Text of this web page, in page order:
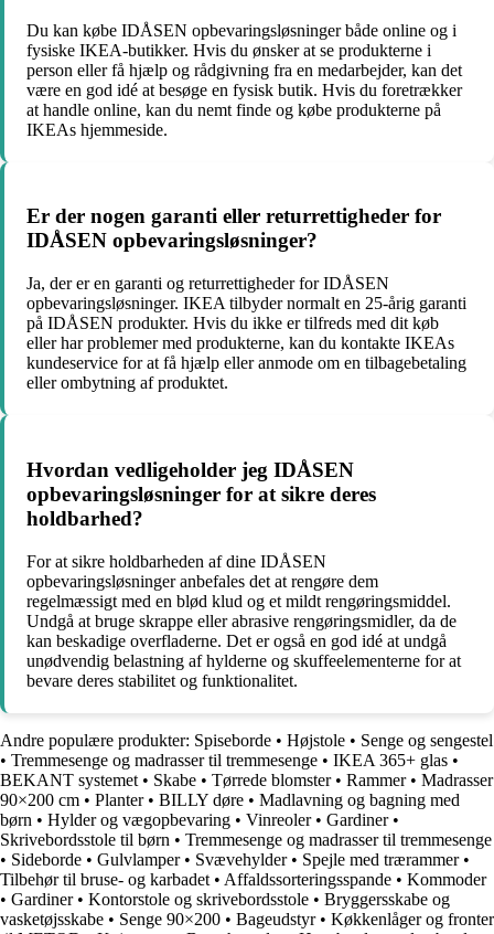
Du kan købe IDÅSEN opbevaringsløsninger både online og i
fysiske IKEA-butikker. Hvis du ønsker at se produkterne i
person eller få hjælp og rådgivning fra en medarbejder, kan det
være en god idé at besøge en fysisk butik. Hvis du foretrækker
at handle online, kan du nemt finde og købe produkterne på
IKEAs hjemmeside.
Er der nogen garanti eller returrettigheder for
IDÅSEN opbevaringsløsninger?
Ja, der er en garanti og returrettigheder for IDÅSEN
opbevaringsløsninger. IKEA tilbyder normalt en 25-årig garanti
på IDÅSEN produkter. Hvis du ikke er tilfreds med dit køb
eller har problemer med produkterne, kan du kontakte IKEAs
kundeservice for at få hjælp eller anmode om en tilbagebetaling
eller ombytning af produktet.
Hvordan vedligeholder jeg IDÅSEN
opbevaringsløsninger for at sikre deres
holdbarhed?
For at sikre holdbarheden af ​​dine IDÅSEN
opbevaringsløsninger anbefales det at rengøre dem
regelmæssigt med en blød klud og et mildt rengøringsmiddel.
Undgå at bruge skrappe eller abrasive rengøringsmidler, da de
kan beskadige overfladerne. Det er også en god idé at undgå
unødvendig belastning af hylderne og skuffeelementerne for at
bevare deres stabilitet og funktionalitet.
Andre populære produkter: Spiseborde • Højstole • Senge og sengestel
• Tremmesenge og madrasser til tremmesenge • IKEA 365+ glas •
BEKANT systemet • Skabe • Tørrede blomster• Rammer• Madrasser
90×200 cm • Planter• BILLY døre • Madlavning og bagning med
børn • Hylder og vægopbevaring • Vinreoler• Gardiner•
Skrivebordsstole til børn • Tremmesenge og madrasser til tremmesenge
• Sideborde • Gulvlamper• Svævehylder• Spejle med trærammer•
Tilbehør til bruse- og karbadet • Affaldssorteringsspande • Kommoder
• Gardiner• Kontorstole og skrivebordsstole • Bryggersskabe og
vasketøjsskabe • Senge 90×200 • Bageudstyr• Køkkenlåger og fronter